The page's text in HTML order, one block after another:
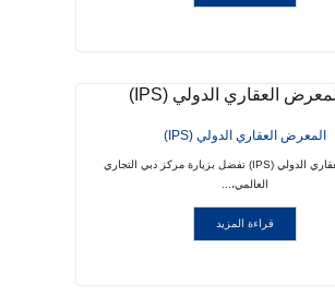
المعرض العقاري الدولي (IPS)
المعرض العقاري الدولي (IPS) تفضل بزيارة مركز دبي التجاري
العالمي،...
قراءة المزيد